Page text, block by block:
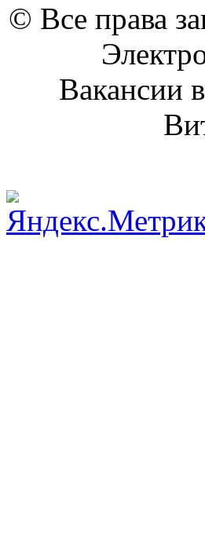
© Все права
Вакансии